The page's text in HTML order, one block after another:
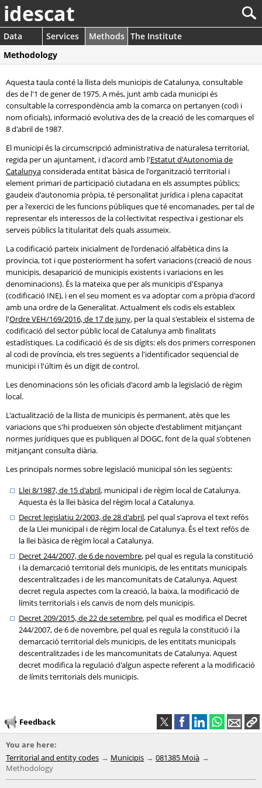
idescat
Data Services Methods The Institute
Methodology
Aquesta taula conté la llista dels municipis de Catalunya, consultable
des de l'1 de gener de 1975. A més, junt amb cada municipi és
consultable la correspondència amb la comarca on pertanyen (codi i
nom oficials), informació evolutiva des de la creació de les comarques el
8 d'abril de 1987.
El municipi és la circumscripció administrativa de naturalesa territorial,
regida per un ajuntament, i d'acord amb l'Estatut d'Autonomia de
Catalunyaconsiderada entitat bàsica de l'organització territorial i
element primari de participació ciutadana en els assumptes públics;
gaudeix d'autonomia pròpia, té personalitat jurídica i plena capacitat
per a l'exercici de les funcions públiques que té encomanades, per tal de
representar els interessos de la col·lectivitat respectiva i gestionar els
serveis públics la titularitat dels quals assumeix.
La codificació parteix inicialment de l'ordenació alfabètica dins la
província, tot i que posteriorment ha sofert variacions (creació de nous
municipis, desaparició de municipis existents i variacions en les
denominacions). És la mateixa que per als municipis d'Espanya
(codificació INE), i en el seu moment es va adoptar com a pròpia d'acord
amb una ordre de la Generalitat. Actualment els codis els estableix
l'Ordre VEH/169/2016, de 17 de juny, per la qual s'estableix el sistema de
codificació del sector públic local de Catalunya amb finalitats
estadístiques. La codificació és de sis dígits: els dos primers corresponen
al codi de província, els tres següents a l'identificador seqüencial de
municipi i l'últim és un dígit de control.
Les denominacions són les oficials d'acord amb la legislació de règim
local.
L'actualització de la llista de municipis és permanent, atès que les
variacions que s'hi produeixen són objecte d'establiment mitjançant
normes jurídiques que es publiquen al DOGC, font de la qual s'obtenen
mitjançant consulta diària.
Les principals normes sobre legislació municipal són les següents:
Llei 8/1987, de 15 d'abril, municipal i de règim local de Catalunya.
Aquesta és la llei bàsica del règim local a Catalunya.
Decret legislatiu 2/2003, de 28 d'abril, pel qual s'aprova el text refós
de la Llei municipal i de règim local de Catalunya. És el text refós de
la llei bàsica de règim local a Catalunya.
Decret 244/2007, de 6 de novembre, pel qual es regula la constitució
i la demarcació territorial dels municipis, de les entitats municipals
descentralitzades i de les mancomunitats de Catalunya. Aquest
decret regula aspectes com la creació, la baixa, la modificació de
límits territorials i els canvis de nom dels municipis.
Decret 209/2015, de 22 de setembre, pel qual es modifica el Decret
244/2007, de 6 de novembre, pel qual es regula la constitució i la
demarcació territorial dels municipis, de les entitats municipals
descentralitzades i de les mancomunitats de Catalunya. Aquest
decret modifica la regulació d'algun aspecte referent a la modificació
de límits territorials dels municipis.
Feedback
You are here:
Territorial and entity codes
Municipis
081385 Moià
Methodology